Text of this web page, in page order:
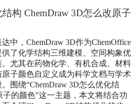
构 ChemDraw 3D怎么改原子
中，ChemDraw 3D作为ChemOffice
了化学结构三维建模、空间构象优
尤其在药物化学、有机合成、材料
子颜色自定义成为科学文档与学术
围绕“ChemDraw 3D怎么优化结
子的颜色”这一主题，本文将结合功